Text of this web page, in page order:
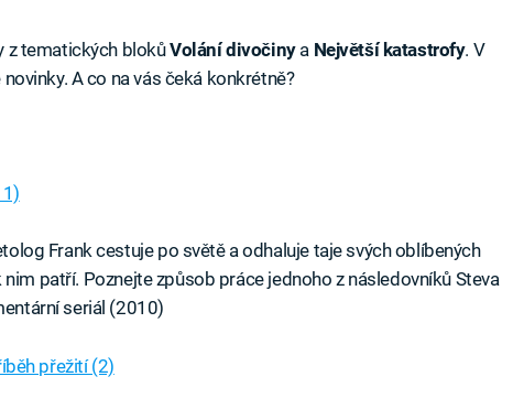
z tematických blokůVolání divočinya Největší katastrofy. V
A co na vás čeká konkrétně?
Frank cestuje po světě a odhaluje taje svých oblíbených
patří. Poznejte způsob práce jednoho z následovníků Steva
seriál (2010)
přežití (2)